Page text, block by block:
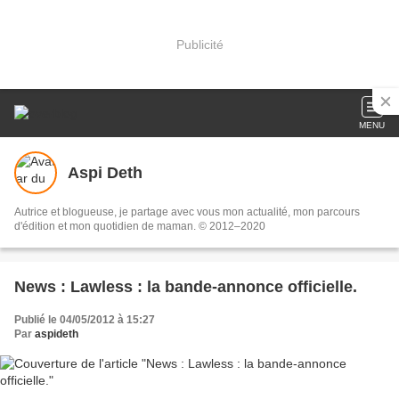
Publicité
MENU
Aspi Deth
Autrice et blogueuse, je partage avec vous mon actualité, mon parcours
d'édition et mon quotidien de maman. © 2012–2020
News : Lawless : la bande-annonce officielle.
Publié le 04/05/2012 à 15:27
Par aspideth